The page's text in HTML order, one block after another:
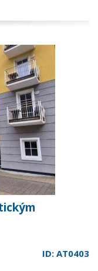
ID: AT0403